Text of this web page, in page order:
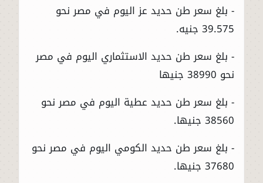
- بلغ سعر طن حديد عز اليوم في مصر نحو
39.575 جنيه.
- بلغ سعر طن حديد الاستثماري اليوم في مصر
نحو 38990 جنيها
- بلغ سعر طن حديد عطية اليوم في مصر نحو
38560 جنيها.
- بلغ سعر طن حديد الكومي اليوم في مصر نحو
37680 جنيها.